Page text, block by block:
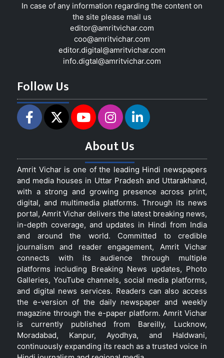
In case of any information regarding the content on
the site please mail us
editor@amritvichar.com
coo@amritvichar.com
editor.digital@amritvichar.com
info.digtal@amritvichar.com
Follow Us
About Us
Amrit Vichar is one of the leading Hindi newspapers
and media houses in Uttar Pradesh and Uttarakhand,
with a strong and growing presence across print,
digital, and multimedia platforms. Through its news
portal, Amrit Vichar delivers the latest breaking news,
in-depth coverage, and updates in Hindi from India
and around the world. Committed to credible
journalism and reader engagement, Amrit Vichar
connects with its audience through multiple
platforms including Breaking News updates, Photo
Galleries, YouTube channels, social media platforms,
and digital news services. Readers can also access
the e-version of the daily newspaper and weekly
magazine through the e-paper platform. Amrit Vichar
is currently published from Bareilly, Lucknow,
Moradabad, Kanpur, Ayodhya, and Haldwani,
continuously expanding its reach as a trusted voice in